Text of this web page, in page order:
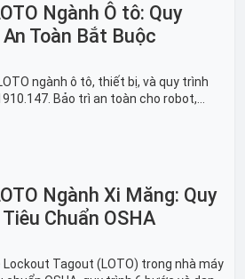
Ngành Ô tô: Quy
Toàn Bắt Buộc
ngành ô tô, thiết bị, và quy trình
Bảo trì an toàn cho robot,
chuyền lắp ráp xe hơi.
Ngành Xi Măng: Quy
Chuẩn OSHA
Tagout (LOTO) trong nhà máy